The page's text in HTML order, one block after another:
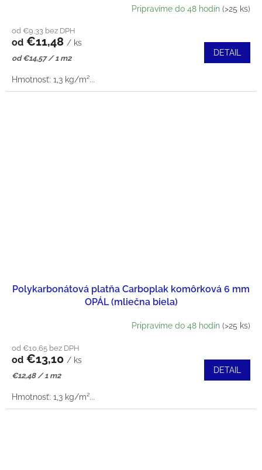
Pripravíme do 48 hodín (>25 ks)
od €9,33 bez DPH
od €11,48 / ks
Jednotková
od €14,57 / 1 m2
DETAIL
Hmotnosť: 1,3 kg/m²...
Polykarbonátová platňa Carboplak komôrková 6 mm
OPÁL (mliečna biela)
Pripravíme do 48 hodín (>25 ks)
od €10,65 bez DPH
od €13,10 / ks
Jednotková
€12,48 / 1 m2
DETAIL
Hmotnosť: 1,3 kg/m²...